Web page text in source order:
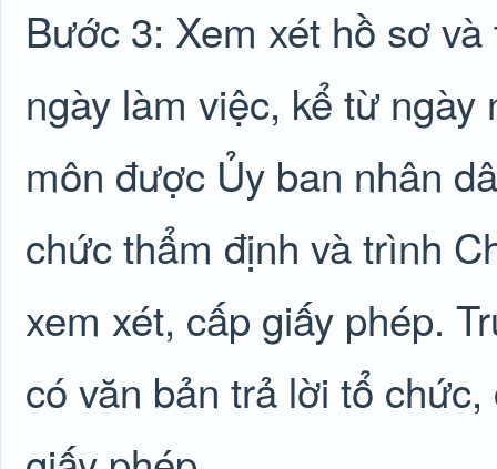
Bước 3: Xem xét hồ sơ
ngày làm việc, kể từ
môn được Ủy ban nhân
chức thẩm định và trình
xem xét, cấp giấy phép.
có văn bản trả lời tổ